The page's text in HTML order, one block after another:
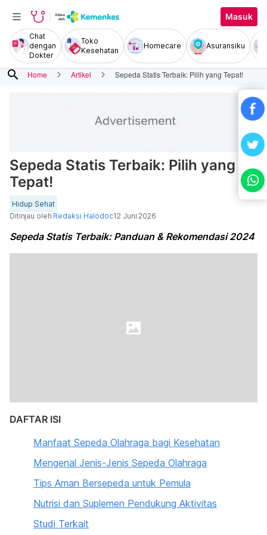
Masuk
Chat
dengan
Dokter
Toko
Kesehatan
Homecare Asuransiku
search Home Artikel Sepeda Statis Terbaik: Pilih yang Tepat!
Sepeda Statis Terbaik: Pilih yang
Tepat!
Hidup Sehat
Ditinjau oleh Redaksi Halodoc12 Juni 2026
Sepeda Statis Terbaik: Panduan & Rekomendasi 2024
DAFTAR ISI
Manfaat Sepeda Olahraga bagi Kesehatan
Mengenal Jenis-Jenis Sepeda Olahraga
Tips Aman Bersepeda untuk Pemula
Nutrisi dan Suplemen Pendukung Aktivitas
Studi Terkait